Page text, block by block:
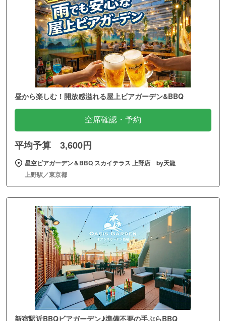
昼から楽しむ！開放感溢れる屋上ビアガーデン&BBQ
空席確認・予約
平均予算 3,600円
星空ビアガーデン＆BBQ スカイテラス 上野店 by天龍
上野駅／東京都
新宿駅近BBQビアガーデン♪準備不要の手ぶらBBQ